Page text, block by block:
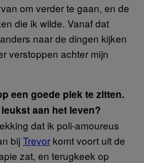
om verder te gaan, en de
die ik wilde. Vanaf dat
naar de dingen kijken
verstoppen achter mijn
een goede plek te zitten.
aan het leven?
dat ik poli-amoureus
bijTrevor komt voort uit de
zat, en terugkeek op